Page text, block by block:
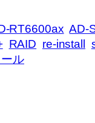
RT6600ax AD-
RAID re-install
ル